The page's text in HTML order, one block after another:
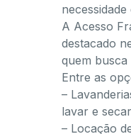
A Acesso
destacado
quem
Entre as
–
lavar e
– Locação